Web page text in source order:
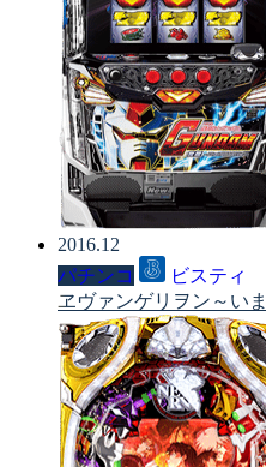
2016.12
パチンコ
ビスティ
ヱヴァンゲリヲン～い